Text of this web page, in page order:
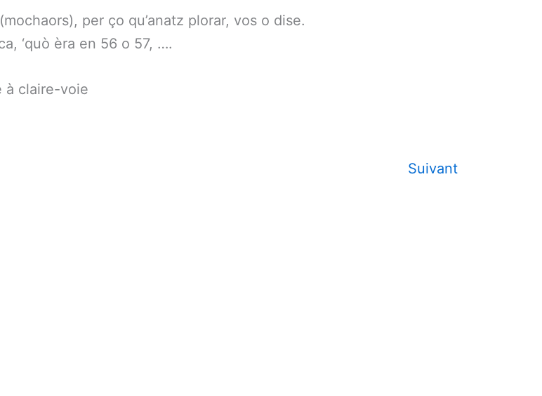
per ço qu’anatz plorar, vos o dise.
‘quò èra en 56 o 57, ….
à claire-voie
Suivant